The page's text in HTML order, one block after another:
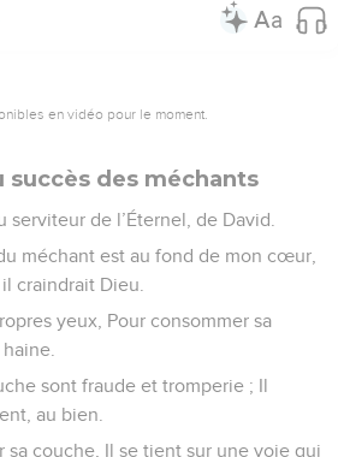
en vidéo pour le moment.
succès des méchants
de l’Éternel, de David.
méchant est au fond de mon cœur,
craindrait Dieu.
yeux, Pour consommer sa
sont fraude et tromperie ; Il
au bien.
sa couche, Il se tient sur une voie qui